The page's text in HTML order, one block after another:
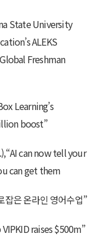
State University
ALEKS
Freshman
Learning’s
boost”
can now tell your
can get them
은 온라인 영어수업”
raises $500m”